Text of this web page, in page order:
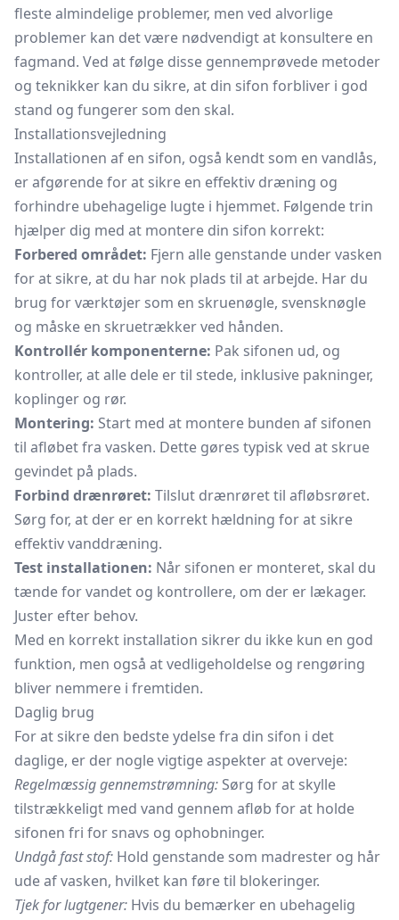
fleste almindelige problemer, men ved alvorlige
problemer kan det være nødvendigt at konsultere en
fagmand. Ved at følge disse gennemprøvede metoder
og teknikker kan du sikre, at din sifon forbliver i god
stand og fungerer som den skal.
Installationsvejledning
Installationen af en sifon, også kendt som en vandlås,
er afgørende for at sikre en effektiv dræning og
forhindre ubehagelige lugte i hjemmet. Følgende trin
hjælper dig med at montere din sifon korrekt:
Forbered området: Fjern alle genstande under vasken
for at sikre, at du har nok plads til at arbejde. Har du
brug for værktøjer som en skruenøgle, svensknøgle
og måske en skruetrækker ved hånden.
Kontrollér komponenterne: Pak sifonen ud, og
kontroller, at alle dele er til stede, inklusive pakninger,
koplinger og rør.
Montering: Start med at montere bunden af sifonen
til afløbet fra vasken. Dette gøres typisk ved at skrue
gevindet på plads.
Forbind drænrøret: Tilslut drænrøret til afløbsrøret.
Sørg for, at der er en korrekt hældning for at sikre
effektiv vanddræning.
Test installationen: Når sifonen er monteret, skal du
tænde for vandet og kontrollere, om der er lækager.
Juster efter behov.
Med en korrekt installation sikrer du ikke kun en god
funktion, men også at vedligeholdelse og rengøring
bliver nemmere i fremtiden.
Daglig brug
For at sikre den bedste ydelse fra din sifon i det
daglige, er der nogle vigtige aspekter at overveje:
Regelmæssig gennemstrømning: Sørg for at skylle
tilstrækkeligt med vand gennem afløb for at holde
sifonen fri for snavs og ophobninger.
Undgå fast stof: Hold genstande som madrester og hår
ude af vasken, hvilket kan føre til blokeringer.
Tjek for lugtgener: Hvis du bemærker en ubehagelig